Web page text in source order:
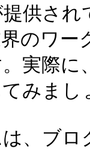
供さ
のワ
実際
みまし
、ブ